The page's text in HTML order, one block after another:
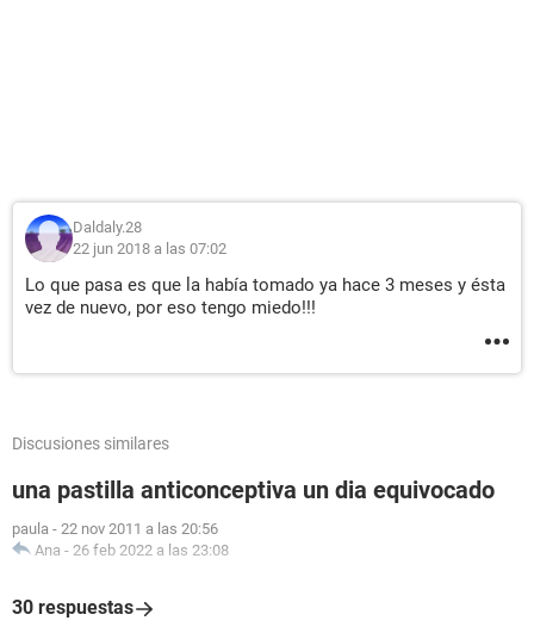
Daldaly.28
22 jun 2018 a las 07:02
Lo que pasa es que la había tomado ya hace 3 meses y ésta
vez de nuevo, por eso tengo miedo!!!
Discusiones similares
una pastilla anticonceptiva un dia equivocado
paula - 22 nov 2011 a las 20:56
Ana - 26 feb 2022 a las 23:08
30 respuestas